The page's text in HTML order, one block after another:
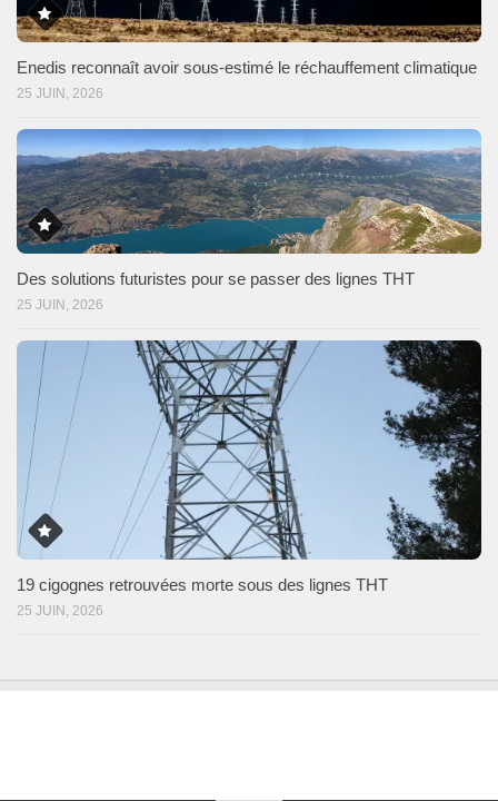
Enedis reconnaît avoir sous-estimé le réchauffement climatique
25 JUIN, 2026
Des solutions futuristes pour se passer des lignes THT
25 JUIN, 2026
19 cigognes retrouvées morte sous des lignes THT
25 JUIN, 2026